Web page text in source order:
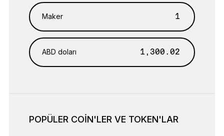
Maker
ABD doları
POPÜLER COIN'LER VE TOKEN'LAR